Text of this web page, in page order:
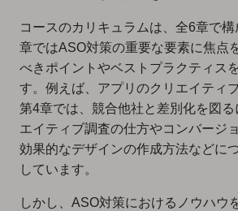
コースのカリキュラムは、全6章で
章ではASO対策の重要な要素に焦点
べきポイントやベストプラクティス
す。例えば、アプリのクリエイティ
第4章では、競合他社と差別化を図る
エイティブ調査の仕方やコンバージ
効果的なデザインの作成方法などに
しています。
しかし、ASO対策におけるノウハウ